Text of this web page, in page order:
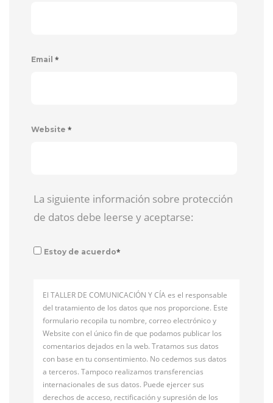
Email *
Website *
La siguiente información sobre protección
de datos debe leerse y aceptarse:
Estoy de acuerdo*
El TALLER DE COMUNICACIÓN Y CÍA es el responsable
del tratamiento de los datos que nos proporcione. Este
formulario recopila tu nombre, correo electrónico y
Website con el único fin de que podamos publicar los
comentarios dejados en la web. Tratamos sus datos
con base en tu consentimiento. No cedemos sus datos
a terceros. Tampoco realizamos transferencias
internacionales de sus datos. Puede ejercer sus
derechos de acceso, rectificación y supresión de los